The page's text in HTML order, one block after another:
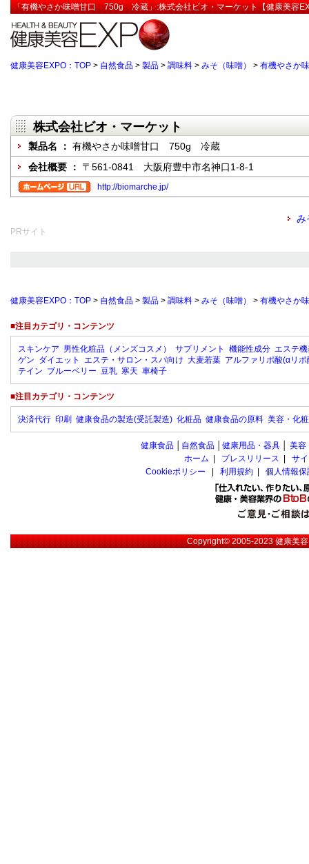
「有機やさか味噌甘口 750g 冷蔵」:株式会社ビオ・マーケット【健康美容
健康美容EXPO：TOP > 自然食品 > 製品 > 調味料 > みそ（味噌） > 有機やさか
株式会社ビオ・マーケット
製品名 ： 有機やさか味噌甘口 750g 冷蔵
会社概要 ： 〒561-0841 大阪府豊中市名神口1-8-1
http://biomarche.jp/
み
PRサイト
健康美容EXPO：TOP > 自然食品 > 製品 > 調味料 > みそ（味噌） > 有機やさか
■注目カテゴリ・コンテンツ
スキンケア 男性化粧品（メンズコスメ） サプリメント 機能性成分 エステ
ゲン ダイエット エステ・サロン・スパ向け 大麦若葉 アルファリポ酸(αリポ
テイン ブルーベリー 豆乳 寒天 車椅子
■注目カテゴリ・コンテンツ
決済代行 印刷 健康食品の製造(受託製造) 化粧品 健康食品の原料 美容・化
健康食品 自然食品 健康用品・器具 美容
ホーム
プレスリリース
サ
Cookieポリシー
利用規約 個人情報
Copyright© 2005-2023健康美